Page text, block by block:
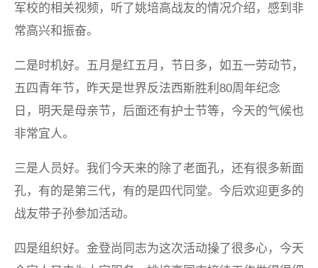
军校的相关视频，听了姚培高战友的情况介绍，感到非
常高兴和振奋。
二是时机好。五月是红五月，节日多，如五一劳动节，
五四青年节，昨天是世界反法西斯胜利80周年纪念
日，明天是母亲节，后面还有护士节等，今天的气候也
非常宜人。
三是人员好。我们今天来的除了老面孔，还有很多新面
孔，有的是第三代，有的是四代同堂。今后欢迎更多的
战友带子孙参加活动。
四是组织好。金登尚同志为这次活动操了很多心，今天